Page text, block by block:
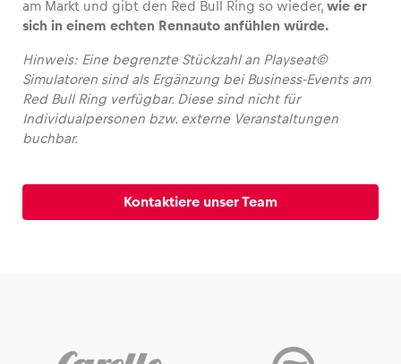
Fahrzeug
Alle anzeigen
am Markt und gibt den Red Bull Ring so wieder, wie er
sich in einem echten Rennauto anfühlen würde.
Hinweis: Eine begrenzte Stückzahl an Playseat©
Simulatoren sind als Ergänzung bei Business-Events am
Red Bull Ring verfügbar. Diese sind nicht für
Individualpersonen bzw. externe Veranstaltungen
buchbar.
Kontaktiere unser Team